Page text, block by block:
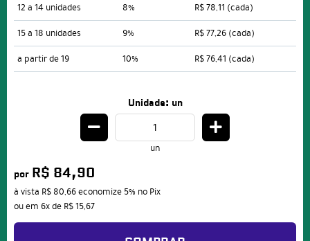
12 a 14 unidades
8% R$ 78,11 (cada)
15 a 18 unidades
9% R$ 77,26 (cada)
a partir de 19
10% R$ 76,41 (cada)
Unidade: un
un
por R$ 84,90
à vista R$ 80,66economize 5% no Pix
ou em 6xde R$ 15,67